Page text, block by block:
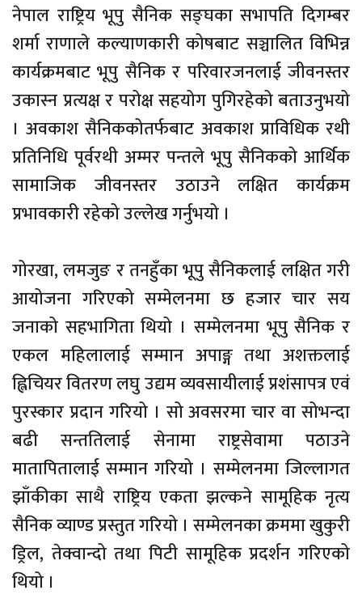
नेपाल राष्ट्रिय भूपु सैनिक सङ्घका सभापति दिगम्बर
शर्मा राणाले कल्याणकारी कोषबाट सञ्चालित विभिन्न
कार्यक्रमबाट भूपु सैनिक र परिवारजनलाई जीवनस्तर
उकास्न प्रत्यक्ष र परोक्ष सहयोग पुगिरहेको बताउनुभयो
। अवकाश सैनिककोतर्फबाट अवकाश प्राविधिक रथी
प्रतिनिधि पूर्वरथी अम्मर पन्तले भूपु सैनिकको आर्थिक
सामाजिक जीवनस्तर उठाउने लक्षित कार्यक्रम
प्रभावकारी रहेको उल्लेख गर्नुभयो ।
गोरखा, लमजुङ र तनहुँका भूपु सैनिकलाई लक्षित गरी
आयोजना गरिएको सम्मेलनमा छ हजार चार सय
जनाको सहभागिता थियो । सम्मेलनमा भूपु सैनिक र
एकल महिलालाई सम्मान अपाङ्ग तथा अशक्तलाई
ह्लिचियर वितरण लघु उद्यम व्यवसायीलाई प्रशंसापत्र एवं
पुरस्कार प्रदान गरियो । सो अवसरमा चार वा सोभन्दा
बढी सन्ततिलाई सेनामा राष्ट्रसेवामा पठाउने
मातापितालाई सम्मान गरियो । सम्मेलनमा जिल्लागत
झाँकीका साथै राष्ट्रिय एकता झल्कने सामूहिक नृत्य
सैनिक व्याण्ड प्रस्तुत गरियो । सम्मेलनका क्रममा खुकुरी
ड्रिल, तेक्वान्दो तथा पिटी सामूहिक प्रदर्शन गरिएको
थियो ।